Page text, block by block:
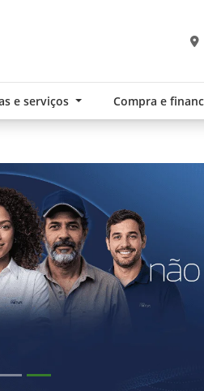
e serviços Compra e